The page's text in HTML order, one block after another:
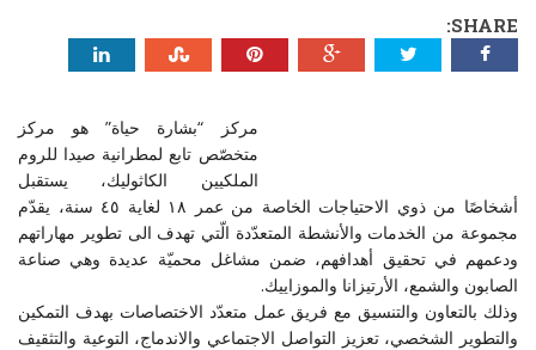
SHARE:
مركز “بشارة حياة” هو مركز
متخصّص تابع لمطرانية صيدا للروم
الملكيين الكاثوليك، يستقبل
أشخاصًا من ذوي الاحتياجات الخاصة من عمر ١٨ لغاية ٤٥ سنة، يقدّم
مجموعة من الخدمات والأنشطة المتعدّدة الّتي تهدف الى تطوير مهاراتهم
ودعمهم في تحقيق أهدافهم، ضمن مشاغل محميّة عديدة وهي صناعة
الصابون والشمع، الأرتيزانا والموزاييك.
وذلك بالتعاون والتنسيق مع فريق عمل متعدّد الاختصاصات بهدف التمكين
والتطوير الشخصي، تعزيز التواصل الاجتماعي والاندماج، التوعية والتثقيف